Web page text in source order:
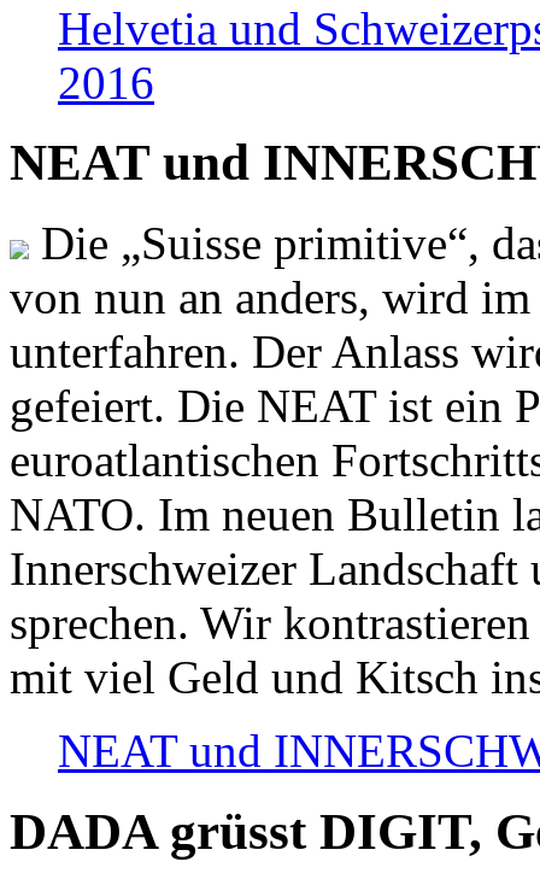
Helvetia und
2016
NEAT und
Die „Suisse primitive“,
von nun an anders, wird
unterfahren. Der Anlass
gefeiert. Die NEAT ist ein
euroatlantischen
NATO. Im neuen Bulletin
Innerschweizer
sprechen. Wir
mit viel Geld und Kitsch
NEAT und
DADA grüsst DIGIT,